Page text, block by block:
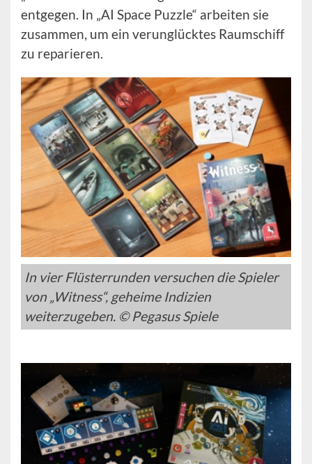
entgegen. In „AI Space Puzzle“ arbeiten sie
zusammen, um ein verunglücktes Raumschiff
zu reparieren.
In vier Flüsterrunden versuchen die Spieler
von „Witness“, geheime Indizien
weiterzugeben. © Pegasus Spiele